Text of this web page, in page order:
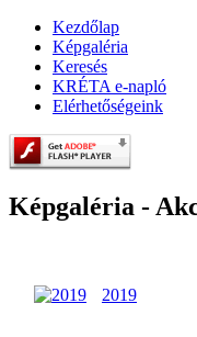
Kezdőlap
Képgaléria
Keresés
KRÉTA e-napló
Elérhetőségeink
Képgaléria -
2019